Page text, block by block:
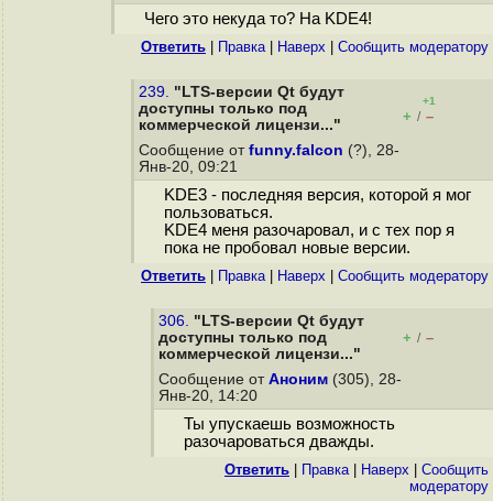
Чего это некуда то? На KDE4!
Ответить Правка| Наверх Cообщить модератору
239. "LTS-версии Qt будут
доступны только под
коммерческой лицензи..."
+1
+ / –
Сообщение от funny.falcon (?), 28-
Янв-20, 09:21
KDE3 - последняя версия, которой я мог
пользоваться.
KDE4 меня разочаровал, и с тех пор я
пока не пробовал новые версии.
Ответить Правка| Наверх Cообщить модератору
306. "LTS-версии Qt будут
доступны только под
коммерческой лицензи..."
+ / –
Сообщение от Аноним (305), 28-
Янв-20, 14:20
Ты упускаешь возможность
разочароваться дважды.
Ответить Правка| Наверх
Cообщить
модератору